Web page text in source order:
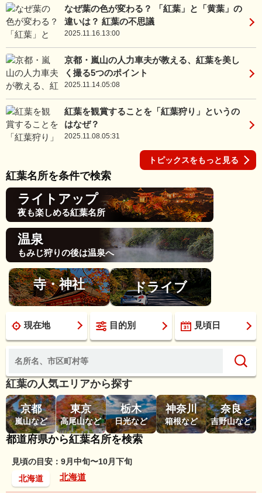
なぜ葉の色が変わる？ 「紅葉」と「黄葉」の
違いは？ 紅葉の不思議
2025.11.16.13:00
京都・嵐山の人力車夫が教える、紅葉を美し
く撮る5つのポイント
2025.11.14.05:08
紅葉を観賞することを「紅葉狩り」というの
はなぜ？
2025.11.08.05:31
トピックスをもっと見る
紅葉名所を条件で検索
ライトアップ
夜も楽しめる紅葉名所
温泉
もみじ狩りの後は温泉へ
寺・神社 ドライブ
現在地 目的別 見頃日
紅葉の人気エリアから探す
京都
嵐山など
東京
高尾山など
栃木
日光など
神奈川
箱根など
奈良
吉野山など
都道府県から紅葉名所を検索
見頃の目安：9月中旬〜10月下旬
北海道
北海道